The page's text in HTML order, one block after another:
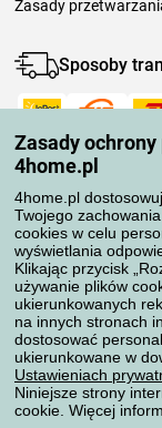
Zasady
4home.pl
4home.pl
Twojego
cookies w celu
wyświetlania
Klikając przycisk
używanie plików
ukierunkowanych
na innych stronach
dostosować
ukierunkowane w
Ustawieniach
Niniejsze strony
cookie. Więcej
Zasady
Sposoby
Metody
Niezawodny
Wszelkie